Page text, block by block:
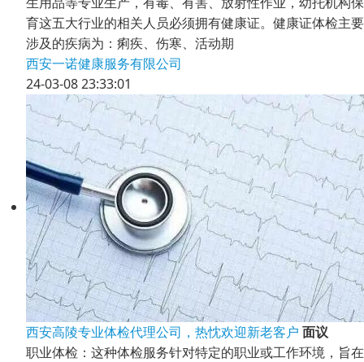
育这五大行业的相关人员必须拥有健康证。健康证体检主要
涉及的疾病为：痢疾、伤寒、活动期
西安一诺健康服务有限公司
24-03-08 23:33:01
西安高陵专业体检代理公司，热忱欢迎新老客户 面议
职业体检：这种体检服务针对特定的职业或工作环境，旨在